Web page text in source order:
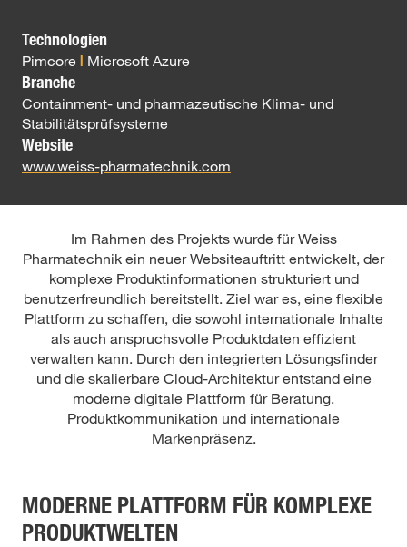
Technologien
Pimcore | Microsoft Azure
Branche
Containment- und pharmazeutische Klima- und
Stabilitätsprüfsysteme
Website
www.weiss-pharmatechnik.com
Im Rahmen des Projekts wurde für Weiss
Pharmatechnik ein neuer Websiteauftritt entwickelt, der
komplexe Produktinformationen strukturiert und
benutzerfreundlich bereitstellt. Ziel war es, eine flexible
Plattform zu schaffen, die sowohl internationale Inhalte
als auch anspruchsvolle Produktdaten effizient
verwalten kann. Durch den integrierten Lösungsfinder
und die skalierbare Cloud-Architektur entstand eine
moderne digitale Plattform für Beratung,
Produktkommunikation und internationale
Markenpräsenz.
MODERNE PLATTFORM FÜR KOMPLEXE
PRODUKTWELTEN